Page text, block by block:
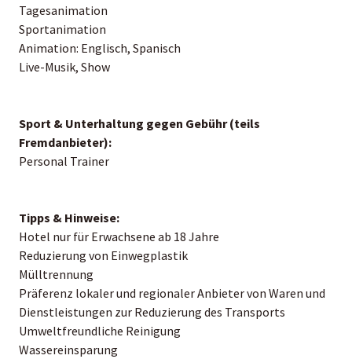
Tagesanimation
Sportanimation
Animation: Englisch, Spanisch
Live-Musik, Show
Sport & Unterhaltung gegen Gebühr (teils
Fremdanbieter):
Personal Trainer
Tipps & Hinweise:
Hotel nur für Erwachsene ab 18 Jahre
Reduzierung von Einwegplastik
Mülltrennung
Präferenz lokaler und regionaler Anbieter von Waren und
Dienstleistungen zur Reduzierung des Transports
Umweltfreundliche Reinigung
Wassereinsparung